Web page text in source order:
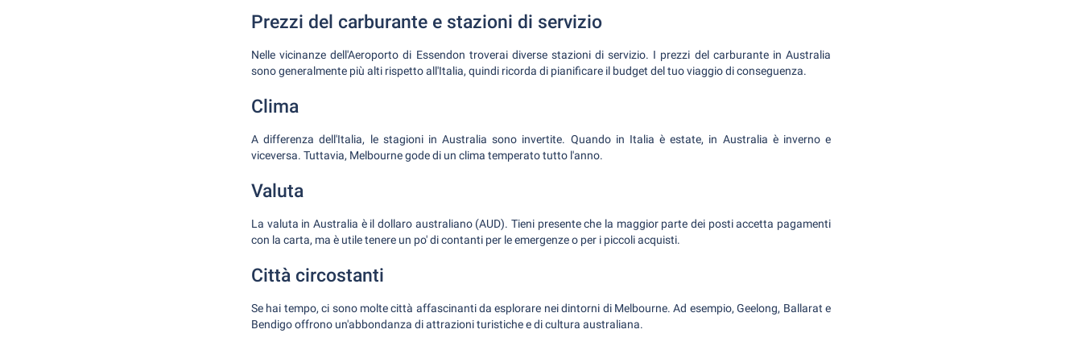
Prezzi del carburante e stazioni di servizio
Nelle vicinanze dell'Aeroporto di Essendon troverai diverse stazioni di servizio. I prezzi del carburante in Australia
sono generalmente più alti rispetto all'Italia, quindi ricorda di pianificare il budget del tuo viaggio di conseguenza.
Clima
A differenza dell'Italia, le stagioni in Australia sono invertite. Quando in Italia è estate, in Australia è inverno e
viceversa. Tuttavia, Melbourne gode di un clima temperato tutto l'anno.
Valuta
La valuta in Australia è il dollaro australiano (AUD). Tieni presente che la maggior parte dei posti accetta pagamenti
con la carta, ma è utile tenere un po' di contanti per le emergenze o per i piccoli acquisti.
Città circostanti
Se hai tempo, ci sono molte città affascinanti da esplorare nei dintorni di Melbourne. Ad esempio, Geelong, Ballarat e
Bendigo offrono un'abbondanza di attrazioni turistiche e di cultura australiana.